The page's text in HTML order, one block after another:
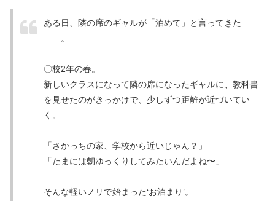
ある日、隣の席のギャルが「泊めて」と言ってきた
――。
〇校2年の春。
新しいクラスになって隣の席になったギャルに、教科書
を見せたのがきっかけで、少しずつ距離が近づいてい
く。
「さかっちの家、学校から近いじゃん？」
「たまには朝ゆっくりしてみたいんだよね〜」
そんな軽いノリで始まった‘お泊まり’。